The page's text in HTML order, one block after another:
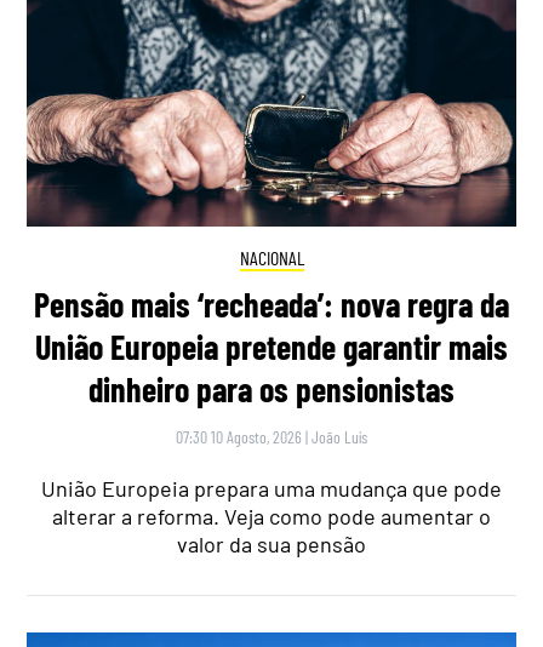
NACIONAL
Pensão mais ‘recheada’: nova regra da
União Europeia pretende garantir mais
dinheiro para os pensionistas
07:30 10 Agosto, 2026 |João Luís
União Europeia prepara uma mudança que pode
alterar a reforma. Veja como pode aumentar o
valor da sua pensão